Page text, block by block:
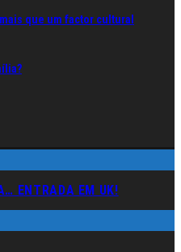
que um factor cultural
ENTRADA EM UK!